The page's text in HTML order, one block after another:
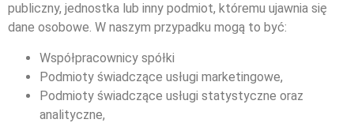
publiczny, jednostka lub inny podmiot, któremu ujawnia się
dane osobowe. W naszym przypadku mogą to być:
Współpracownicy spółki
Podmioty świadczące usługi marketingowe,
Podmioty świadczące usługi statystyczne oraz
analityczne,